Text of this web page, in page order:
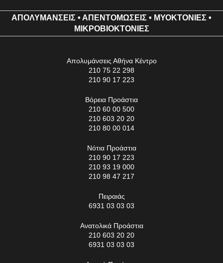
ΑΠΟΛΥΜΑΝΣΕΙΣ • ΑΠΕΝΤΟΜΩΣΕΙΣ • ΜΥΟΚΤΟΝΙΕΣ •
ΜΙΚΡΟΒΙΟΚΤΟΝΙΕΣ
Απολυμάνσεις Αθήνα Κέντρο
210 75 22 298
210 90 17 223
Βόρεια Προάστια
210 60 00 500
210 603 20 20
210 80 00 014
Νότια Προάστια
210 90 17 223
210 93 19 000
210 98 47 217
Πειραιάς
6931 03 03 03
Ανατολικά Προάστια
210 603 20 20
6931 03 03 03